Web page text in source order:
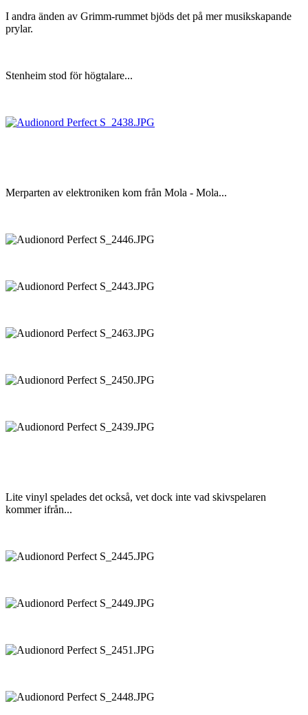
I andra änden av Grimm-rummet bjöds det på mer musikskapande
prylar.
Stenheim stod för högtalare...
Merparten av elektroniken kom från Mola - Mola...
Lite vinyl spelades det också, vet dock inte vad skivspelaren
kommer ifrån...